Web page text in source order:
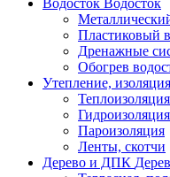
Водосток Водосток
Пластиковый
Дренажные
Обогрев
Утепление, изоляция
Теплоизоляция
Гидроизоляция
Пароизоляция
Ленты, скотчи
Дерево и ДПК